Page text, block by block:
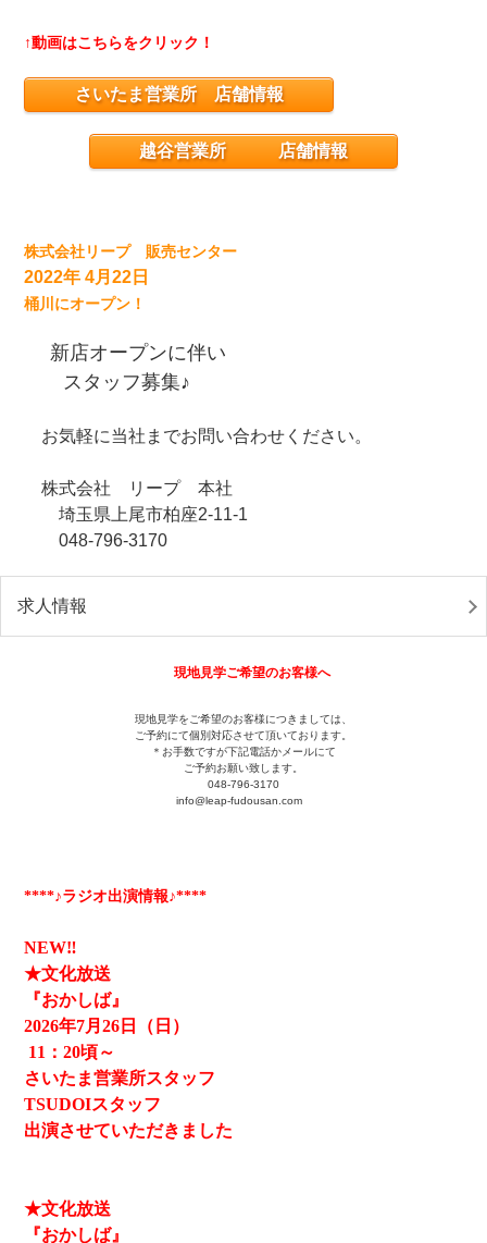
↑動画はこちらをクリック！
さいたま営業所 店舗情報
越谷営業所 店舗情報
株式会社リープ 販売センター
2022年 4月22日
桶川にオープン！
新店オープンに伴い
スタッフ募集♪
お気軽に当社までお問い合わせください。
株式会社 リープ 本社
埼玉県上尾市柏座2-11-1
048-796-3170
求人情報
現地見学ご希望のお客様へ
現地見学をご希望のお客様につきましては、
ご予約にて個別対応させて頂いております。
＊お手数ですが下記電話かメールにて
ご予約お願い致します。
048-796-3170
info@leap-fudousan.com
****♪ラジオ出演情報♪****
NEW‼
★文化放送
『おかしば』
2026年7月26日（日）
11 ：20頃～
さいたま営業所スタッフ
TSUDOIスタッフ
出演させていただきました
★文化放送
『おかしば』